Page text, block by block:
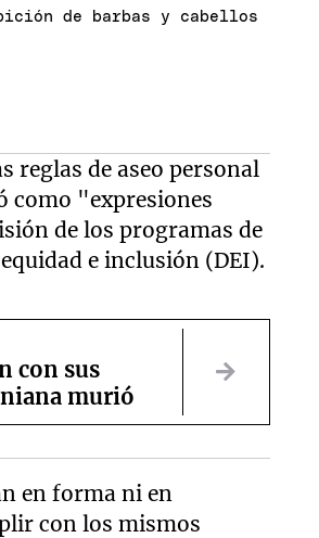
de barbas y cabellos
reglas de aseo personal
como "expresiones
de los programas de
e inclusión (DEI).
con sus
murió
en forma ni en
con los mismos